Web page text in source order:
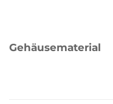
Gehäusematerial